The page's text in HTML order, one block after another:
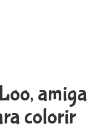
amiga
colorir